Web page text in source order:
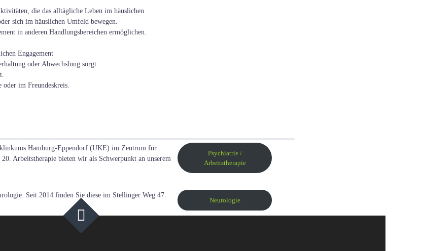
die das alltägliche Leben im häuslichen
sich im häuslichen Umfeld bewegen.
in anderen Handlungsbereichen ermöglichen.
Engagement
oder Abwechslung sorgt.
im Freundeskreis.
Hamburg-Eppendorf (UKE) im Zentrum für
Arbeitstherapie bieten wir als Schwerpunkt an unserem
Psychiatrie /
Arbeitstherapie
Seit 2014 finden Sie diese im Stellinger Weg 47.
Neurologie